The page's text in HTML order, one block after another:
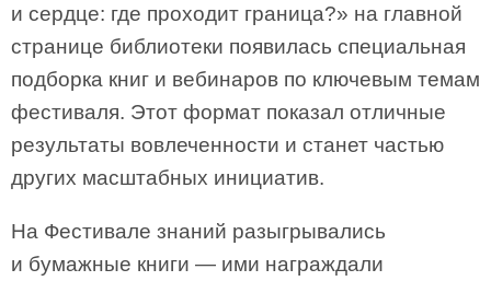
и сердце: где проходит граница?» на главной
странице библиотеки появилась специальная
подборка книг и вебинаров по ключевым темам
фестиваля. Этот формат показал отличные
результаты вовлеченности и станет частью
других масштабных инициатив.
На Фестивале знаний разыгрывались
и бумажные книги — ими награждали